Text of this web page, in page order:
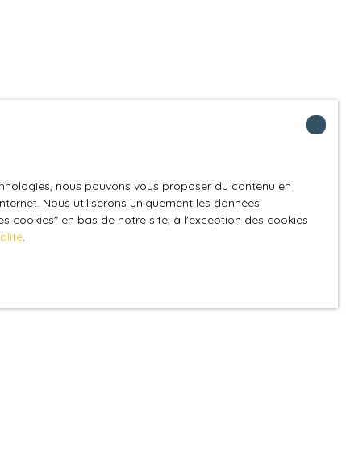
nous pouvons vous proposer du contenu en
Nous utiliserons uniquement les données
cookies″ en bas de notre site, à l'exception des cookies
.